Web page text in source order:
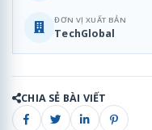
ĐƠN VỊ XUẤT BẢN
TechGlobal
CHIA SẺ BÀI VIẾT